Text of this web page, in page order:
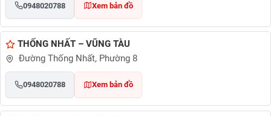
0948020788 Xem bản đồ
THỐNG NHẤT – VŨNG TÀU
Đường Thống Nhất, Phường 8
0948020788 Xem bản đồ